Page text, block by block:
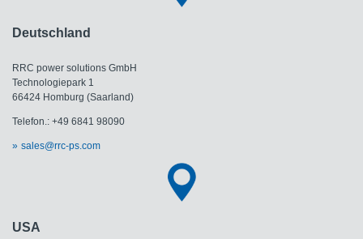
Deutschland
RRC power solutions GmbH
Technologiepark 1
66424 Homburg (Saarland)
Telefon.: +49 6841 98090
sales@rrc-ps.com
USA